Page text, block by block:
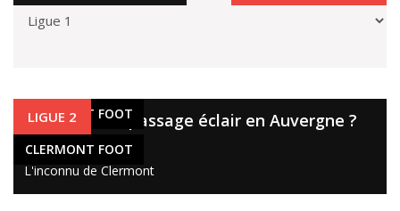
CLERMONT FOOT
LIGUE 2
CLERMONT FOOT
Adrian Grbic, passage éclair en Auvergne ?
4 nov. 2019
L'inconnu de Clermont